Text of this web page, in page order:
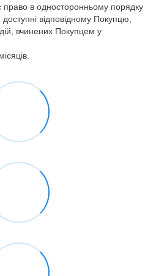
в односторонньому порядку
відповідному Покупцю,
вчинених Покупцем у